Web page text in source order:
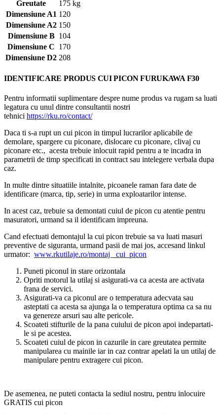
Greutate
175 kg
Dimensiune A1 120
Dimensiune A2 150
Dimensiune B 104
Dimensiune C 170
Dimensiune D2 208
IDENTIFICARE PRODUS CUI PICON FURUKAWA F30
Pentru informatii suplimentare despre nume produs va rugam sa luati
legatura cu unul dintre consultantii nostri
tehnici https://rku.ro/contact/
Daca ti s-a rupt un cui picon in timpul lucrarilor aplicabile de
demolare, spargere cu piconare, dislocare cu piconare, clivaj cu
piconare etc., acesta trebuie inlocuit rapid pentru a te incadra in
parametrii de timp specificati in contract sau intelegere verbala dupa
caz.
In multe dintre situatiile intalnite, picoanele raman fara date de
identificare (marca, tip, serie) in urma exploatarilor intense.
In acest caz, trebuie sa demontati cuiul de picon cu atentie pentru
masuratori, urmand sa il identificam impreuna.
Cand efectuati demontajul la cui picon trebuie sa va luati masuri
preventive de siguranta, urmand pasii de mai jos, accesand linkul
urmator: www.rkutilaje.ro/montaj _cui_picon
Puneti piconul in stare orizontala
Opriti motorul la utilaj si asigurati-va ca acesta are activata
frana de servici.
Asigurati-va ca piconul are o temperatura adecvata sau
asteptati ca acesta sa ajunga la o temperatura optima ca sa nu
va genereze arsuri sau alte pericole.
Scoateti stifturile de la pana cuiului de picon apoi indepartati-
le si pe acestea.
Scoateti cuiul de picon in cazurile in care greutatea permite
manipularea cu mainile iar in caz contrar apelati la un utilaj de
manipulare pentru extragere cui picon.
De asemenea, ne puteti contacta la sediul nostru, pentru inlocuire
GRATIS cui picon